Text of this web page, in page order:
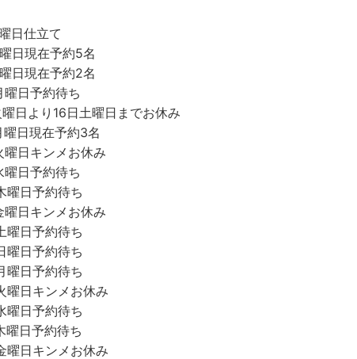
日仕立て
日現在予約5名
日現在予約2名
曜日予約待ち
曜日より16日土曜日までお休み
曜日現在予約3名
曜日キンメお休み
曜日予約待ち
曜日予約待ち
曜日キンメお休み
曜日予約待ち
曜日予約待ち
曜日予約待ち
曜日キンメお休み
曜日予約待ち
曜日予約待ち
曜日キンメお休み